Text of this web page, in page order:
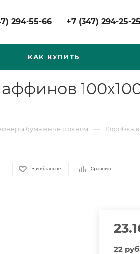
294-55-66 +7 (347) 294-25-25
КАК КУПИТЬ
бумажные с окном — Коробка
В избранное Сравнить
22